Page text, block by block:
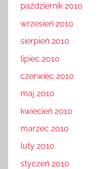
październik 2010
wrzesień 2010
sierpień 2010
lipiec 2010
czerwiec 2010
maj 2010
kwiecień 2010
marzec 2010
luty 2010
styczeń 2010